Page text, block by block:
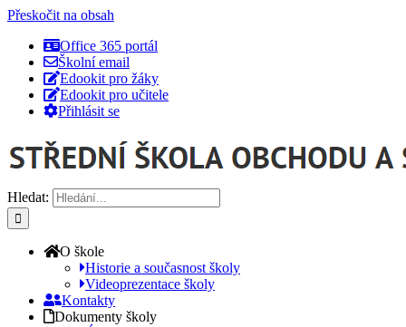
Přeskočit na obsah
Office 365 portál
Školní email
Edookit pro žáky
Edookit pro učitele
Přihlásit se
Hledat:
O škole
Historie a současnost školy
Videoprezentace školy
Kontakty
Dokumenty školy